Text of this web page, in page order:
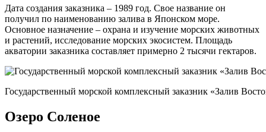
Дата создания заказника – 1989 год. Свое название он
получил по наименованию залива в Японском море.
Основное назначение – охрана и изучение морских животных
и растений, исследование морских экосистем. Площадь
акватории заказника составляет примерно 2 тысячи гектаров.
Государственный морской комплексный заказник «Залив
Озеро Соленое